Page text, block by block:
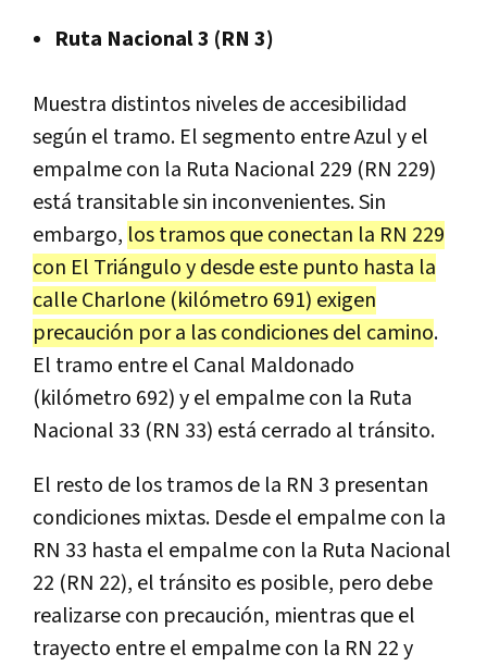
Ruta Nacional 3 (RN 3)
Muestra distintos niveles de accesibilidad
según el tramo. El segmento entre Azul y el
empalme con la Ruta Nacional 229 (RN 229)
está transitable sin inconvenientes. Sin
embargo, los tramos que conectan la RN 229
con El Triángulo y desde este punto hasta la
calle Charlone (kilómetro 691) exigen
precaución por a las condiciones del camino.
El tramo entre el Canal Maldonado
(kilómetro 692) y el empalme con la Ruta
Nacional 33 (RN 33) está cerrado al tránsito.
El resto de los tramos de la RN 3 presentan
condiciones mixtas. Desde el empalme con la
RN 33 hasta el empalme con la Ruta Nacional
22 (RN 22), el tránsito es posible, pero debe
realizarse con precaución, mientras que el
trayecto entre el empalme con la RN 22 y